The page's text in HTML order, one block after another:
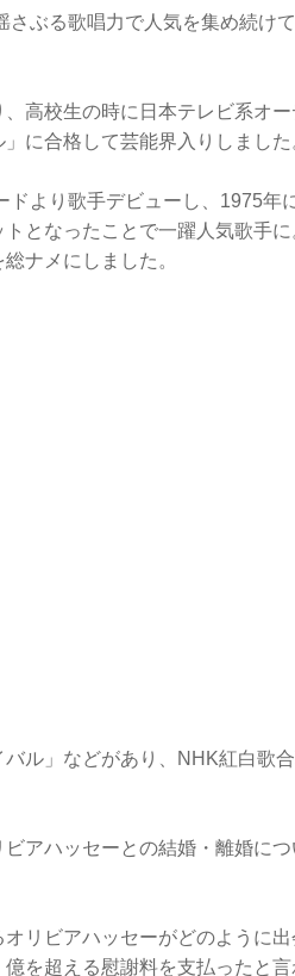
ぶる歌唱力で人気を集め続け
高校生の時に日本テレビ系オ
に合格して芸能界入りしました
より歌手デビューし、1975年
となったことで一躍人気歌手に
ナメにしました。
ル」などがあり、NHK紅白歌
アハッセーとの結婚・離婚に
リビアハッセーがどのように
を超える慰謝料を支払ったと